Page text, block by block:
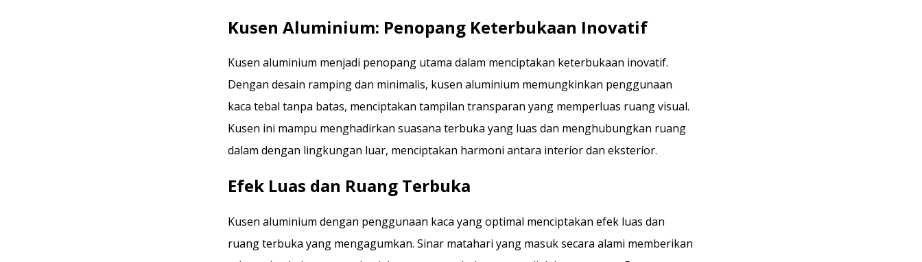
Kusen Aluminium: Penopang Keterbukaan Inovatif
Kusen aluminium menjadi penopang utama dalam menciptakan keterbukaan inovatif.
Dengan desain ramping dan minimalis, kusen aluminium memungkinkan penggunaan
kaca tebal tanpa batas, menciptakan tampilan transparan yang memperluas ruang visual.
Kusen ini mampu menghadirkan suasana terbuka yang luas dan menghubungkan ruang
dalam dengan lingkungan luar, menciptakan harmoni antara interior dan eksterior.
Efek Luas dan Ruang Terbuka
Kusen aluminium dengan penggunaan kaca yang optimal menciptakan efek luas dan
ruang terbuka yang mengagumkan. Sinar matahari yang masuk secara alami memberikan